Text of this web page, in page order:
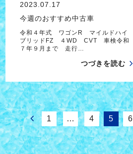
2023.07.17
今週のおすすめ中古車
令和４年式 ワゴンR マイルドハイ
ブリッドFZ ４WD CVT 車検令和
７年９月まで 走行…
つづきを読む
1 … 4 5 6